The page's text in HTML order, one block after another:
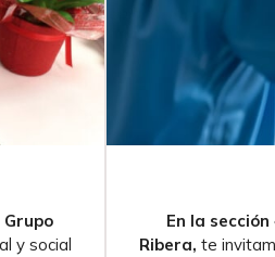
y social
En la
Ribera, te